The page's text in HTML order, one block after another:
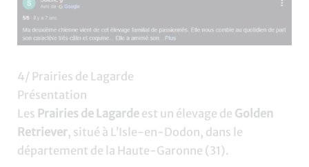
4/ Prairies de Lagarde
Présentation
Les Prairies de Lagarde est un élevage de Golden
Retriever, situé à L’Isle-en-Dodon, dans le
département de la Haute-Garonne (31).